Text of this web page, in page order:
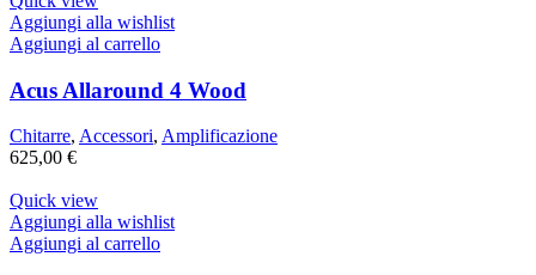
Aggiungi alla wishlist
Aggiungi al carrello
Acus Allaround 4 Wood
Chitarre, Accessori, Amplificazione
625,00 €
Quick view
Aggiungi alla wishlist
Aggiungi al carrello